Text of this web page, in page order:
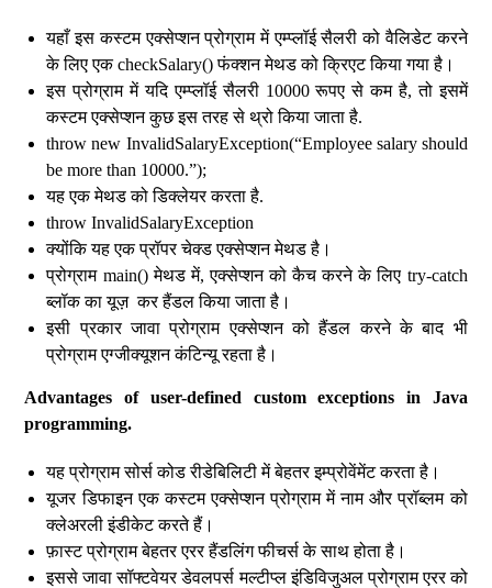
यहाँ इस कस्टम एक्सेप्शन प्रोग्राम में एम्प्लॉई सैलरी को वैलिडेट करने
के लिए एक checkSalary() फंक्शन मेथड को क्रिएट किया गया है।
इस प्रोग्राम में यदि एम्प्लॉई सैलरी 10000 रूपए से कम है, तो इसमें
कस्टम एक्सेप्शन कुछ इस तरह से थ्रो किया जाता है.
throw new InvalidSalaryException(“Employee salary should
be more than 10000.”);
यह एक मेथड को डिक्लेयर करता है.
throw InvalidSalaryException
क्योंकि यह एक प्रॉपर चेक्ड एक्सेप्शन मेथड है।
प्रोग्राम main() मेथड में, एक्सेप्शन को कैच करने के लिए try-catch
ब्लॉक का यूज़ कर हैंडल किया जाता है।
इसी प्रकार जावा प्रोग्राम एक्सेप्शन को हैंडल करने के बाद भी
प्रोग्राम एग्जीक्यूशन कंटिन्यू रहता है।
Advantages of user-defined custom exceptions in Java
programming.
यह प्रोग्राम सोर्स कोड रीडेबिलिटी में बेहतर इम्प्रोवेंमेंट करता है।
यूजर डिफाइन एक कस्टम एक्सेप्शन प्रोग्राम में नाम और प्रॉब्लम को
क्लेअरली इंडीकेट करते हैं।
फ़ास्ट प्रोग्राम बेहतर एरर हैंडलिंग फीचर्स के साथ होता है।
इससे जावा सॉफ्टवेयर डेवलपर्स मल्टीप्ल इंडिविजुअल प्रोग्राम एरर को